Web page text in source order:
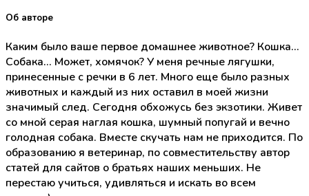
Об авторе
Каким было ваше первое домашнее животное? Кошка...
Собака... Может, хомячок? У меня речные лягушки,
принесенные с речки в 6 лет. Много еще было разных
животных и каждый из них оставил в моей жизни
значимый след. Сегодня обхожусь без экзотики. Живет
со мной серая наглая кошка, шумный попугай и вечно
голодная собака. Вместе скучать нам не приходится. По
образованию я ветеринар, по совместительству автор
статей для сайтов о братьях наших меньших. Не
перестаю учиться, удивляться и искать во всем